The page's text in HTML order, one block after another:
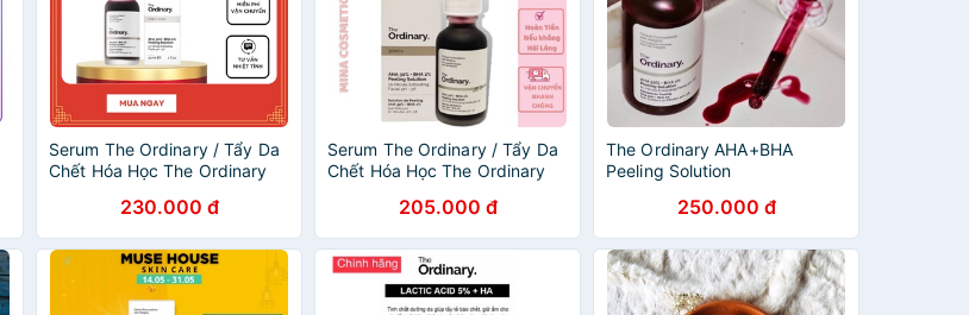
Serum The Ordinary / Tẩy Da
Chết Hóa Học The Ordinary
230.000 đ
Serum The Ordinary / Tẩy Da
Chết Hóa Học The Ordinary
205.000 đ
The Ordinary AHA+BHA
Peeling Solution
250.000 đ